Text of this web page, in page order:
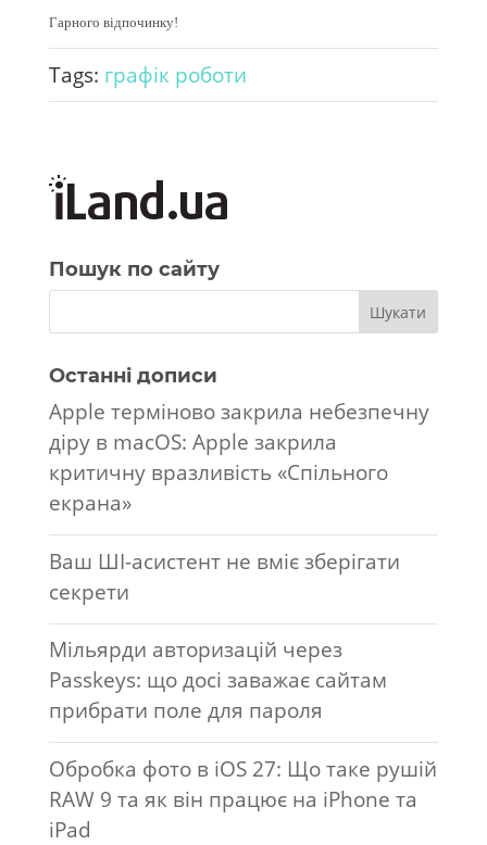
Гарного відпочинку!
Tags: графік роботи
Пошук по сайту
Останні дописи
Apple терміново закрила небезпечну
діру в macOS: Apple закрила
критичну вразливість «Спільного
екрана»
Ваш ШІ-асистент не вміє зберігати
секрети
Мільярди авторизацій через
Passkeys: що досі заважає сайтам
прибрати поле для пароля
Обробка фото в iOS 27: Що таке рушій
RAW 9 та як він працює на iPhone та
iPad